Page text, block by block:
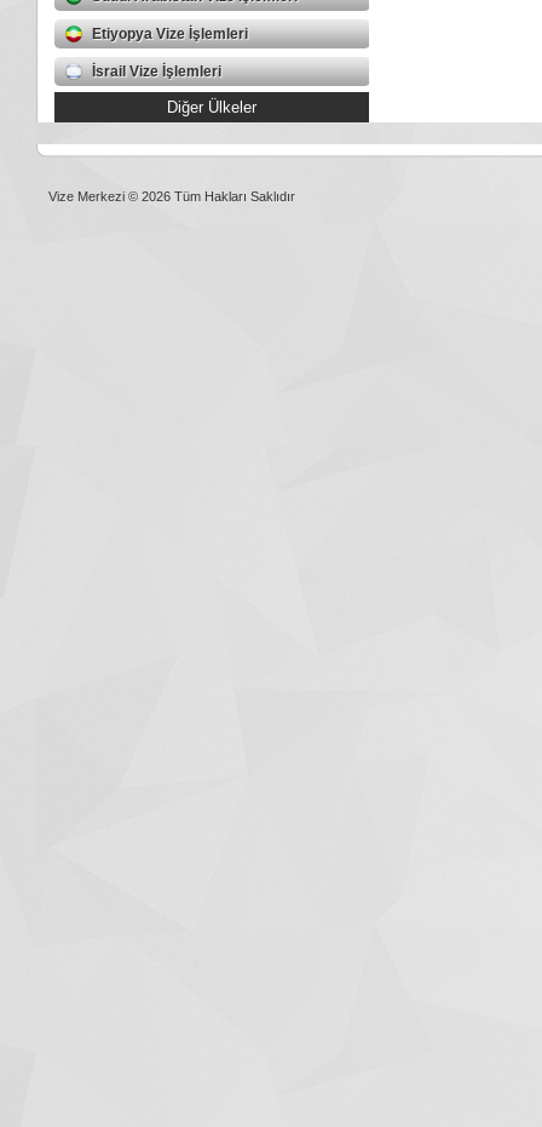
Etiyopya Vize İşlemleri
İsrail Vize İşlemleri
Diğer Ülkeler
Vize Merkezi © 2026 Tüm Hakları Saklıdır